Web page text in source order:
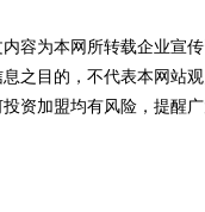
内容为本网所转载企业宣
之目的，不代表本网站
资加盟均有风险，提醒